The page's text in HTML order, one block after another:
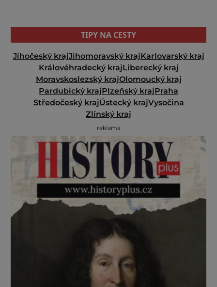
TIPY NA CESTY
Jihočeský krajJihomoravský krajKarlovarský kraj
Královéhradecký krajLiberecký kraj
Moravskoslezský krajOlomoucký kraj
Pardubický krajPlzeňský krajPraha
Středočeský krajÚstecký krajVysočina
Zlínský kraj
reklama